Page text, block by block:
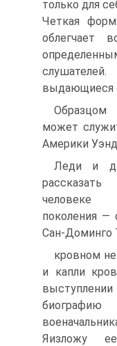
только для
Четкая
облегчает
выдающиеся
Образцом
может
Америки
Леди и
человеке
поколения —
Сан-Доминго
кровном
и капли
Яизложу